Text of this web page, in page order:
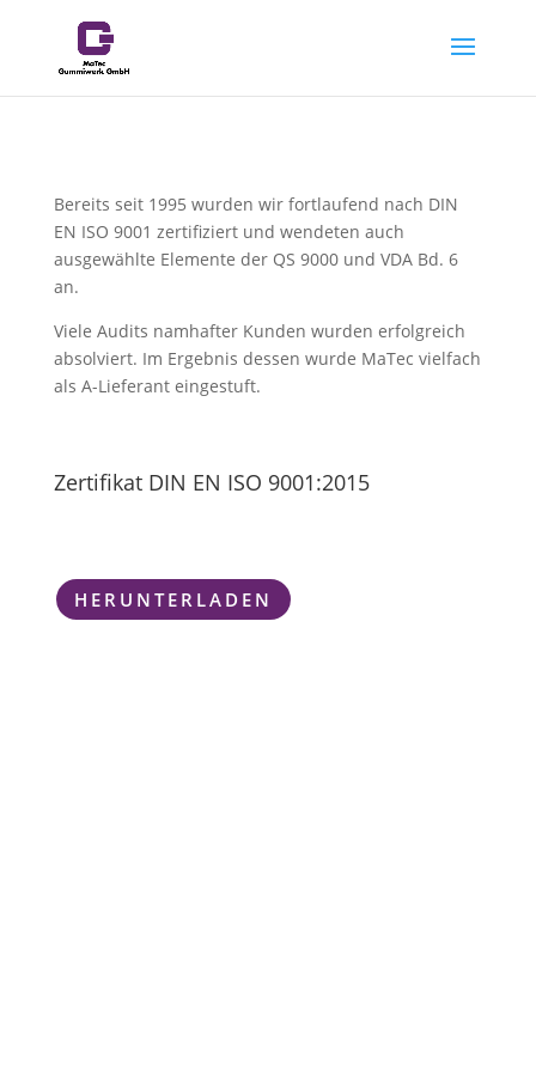
Bereits seit 1995 wurden wir fortlaufend nach DIN
EN ISO 9001 zertifiziert und wendeten auch
ausgewählte Elemente der QS 9000 und VDA Bd. 6
an.
Viele Audits namhafter Kunden wurden erfolgreich
absolviert. Im Ergebnis dessen wurde MaTec vielfach
als A-Lieferant eingestuft.
Zertifikat DIN EN ISO 9001:2015
HERUNTERLADEN